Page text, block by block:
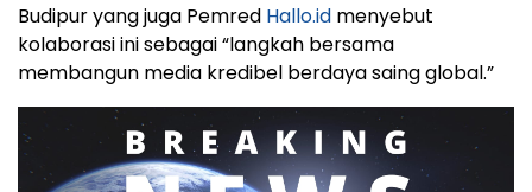
Budipur yang juga Pemred Hallo.id menyebut
kolaborasi ini sebagai “langkah bersama
membangun media kredibel berdaya saing global.”